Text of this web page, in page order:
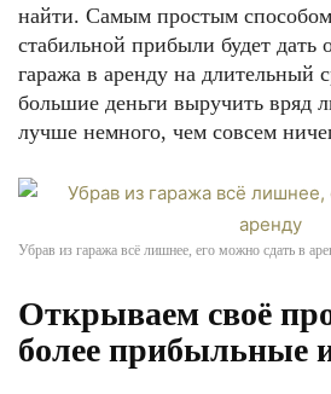
найти. Самым простым
стабильной прибыли будет дать
гаража в аренду на длительный
большие деньги выручить вряд
лучше немного, чем совсем
Убрав из гаража всё лишнее, его можно сдать в
Открываем своё
более прибыльные